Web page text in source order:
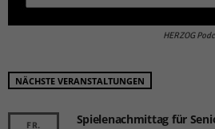
HERZOG
NÄCHSTE VERANSTALTUNGEN
FR. Spielenachmittag für